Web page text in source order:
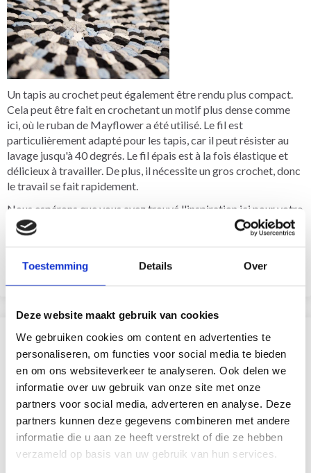
Toestemming Details Over
Deze website maakt gebruik van cookies
We gebruiken cookies om content en advertenties te
personaliseren, om functies voor social media te bieden
en om ons websiteverkeer te analyseren. Ook delen we
informatie over uw gebruik van onze site met onze
partners voor social media, adverteren en analyse. Deze
partners kunnen deze gegevens combineren met andere
informatie die u aan ze heeft verstrekt of die ze hebben
verzameld op basis van uw gebruik van hun services.
Un tapis au crochet peut également être rendu plus compact.
Cela peut être fait en crochetant un motif plus dense comme
ici, où le ruban de Mayflower a été utilisé. Le fil est
particulièrement adapté pour les tapis, car il peut résister au
lavage jusqu'à 40 degrés. Le fil épais est à la fois élastique et
délicieux à travailler. De plus, il nécessite un gros crochet, donc
le travail se fait rapidement.
Nous espérons que vous avez trouvé l'inspiration ici pour votre
prochain tapis au crochet. Si vous préférez commencer avec un
tapis tricoté, vous pouvez en savoir plus à ce sujet
ici.
?